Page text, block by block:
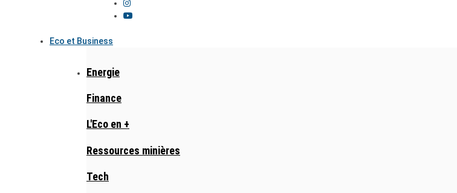
Eco et Business
Energie
Finance
L'Eco en +
Ressources minières
Tech